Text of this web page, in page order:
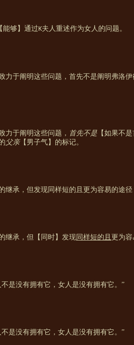
够】 通过K夫人重述作为女人的问题。
力于阐明这些问题，首先不是阐明弗洛
力于阐明这些问题， 首先不是 【如果不
父亲【男子气】的标记。
继承，但发现同样短的且更为容易的途
继承，但【同时】发现 同样短的且 更为
是没有拥有它，女人是没有拥有它。”
是没有拥有它，女人是没有拥有它。”